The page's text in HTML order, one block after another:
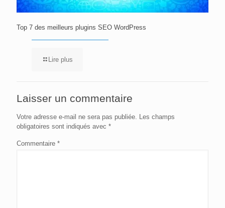
Top 7 des meilleurs plugins SEO WordPress
Lire plus
Laisser un commentaire
Votre adresse e-mail ne sera pas publiée. Les champs
obligatoires sont indiqués avec *
Commentaire *